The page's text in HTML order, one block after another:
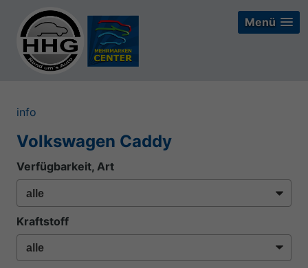
Menü
Menü
Menü
info
Volkswagen Caddy
Verfügbarkeit, Art
Kraftstoff